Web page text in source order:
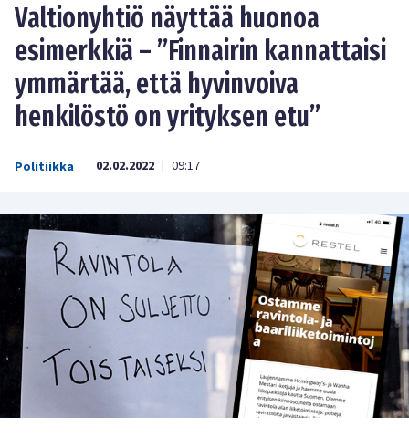
Valtionyhtiö näyttää huonoa
esimerkkiä – ”Finnairin kannattaisi
ymmärtää, että hyvinvoiva
henkilöstö on yrityksen etu”
Politiikka 02.02.2022 | 09:17